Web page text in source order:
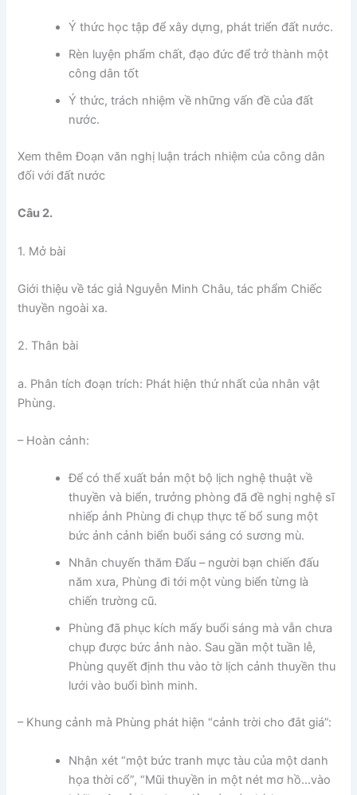
Ý thức học tập để xây dựng, phát triển đất nước.
Rèn luyện phẩm chất, đạo đức để trở thành một
công dân tốt
Ý thức, trách nhiệm về những vấn đề của đất
nước.
Xem thêm Đoạn văn nghị luận trách nhiệm của công dân
đối với đất nước
Câu 2.
1. Mở bài
Giới thiệu về tác giả Nguyễn Minh Châu, tác phẩm Chiếc
thuyền ngoài xa.
2. Thân bài
a. Phân tích đoạn trích: Phát hiện thứ nhất của nhân vật
Phùng.
– Hoàn cảnh:
Để có thể xuất bản một bộ lịch nghệ thuật về
thuyền và biển, trưởng phòng đã đề nghị nghệ sĩ
nhiếp ảnh Phùng đi chụp thực tế bổ sung một
bức ảnh cảnh biển buổi sáng có sương mù.
Nhân chuyến thăm Đẩu – người bạn chiến đấu
năm xưa, Phùng đi tới một vùng biển từng là
chiến trường cũ.
Phùng đã phục kích mấy buổi sáng mà vẫn chưa
chụp được bức ảnh nào. Sau gần một tuần lễ,
Phùng quyết định thu vào tờ lịch cảnh thuyền thu
lưới vào buổi bình minh.
– Khung cảnh mà Phùng phát hiện “cảnh trời cho đắt giá”:
Nhận xét “một bức tranh mực tàu của một danh
họa thời cổ”, “Mũi thuyền in một nét mơ hồ…vào